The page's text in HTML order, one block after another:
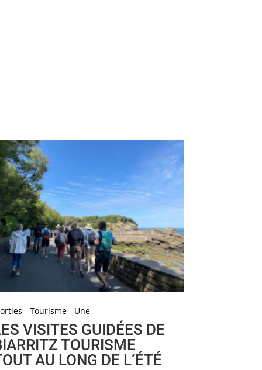
Tourisme Une
VISITES GUIDÉES DE
TOURISME
AU LONG DE L’ÉTÉ